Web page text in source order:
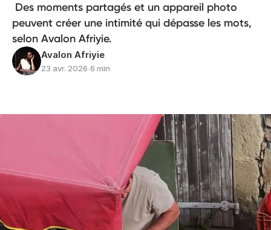
Des moments partagés et un appareil photo
peuvent créer une intimité qui dépasse les mots,
selon Avalon Afriyie.
Avalon Afriyie
23 avr. 2026∙6 min